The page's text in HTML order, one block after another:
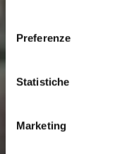
Preferenze
Statistiche
Marketing